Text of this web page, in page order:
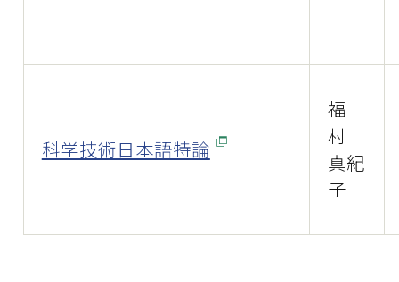
科学技術日本語特論
福
村
真紀
子